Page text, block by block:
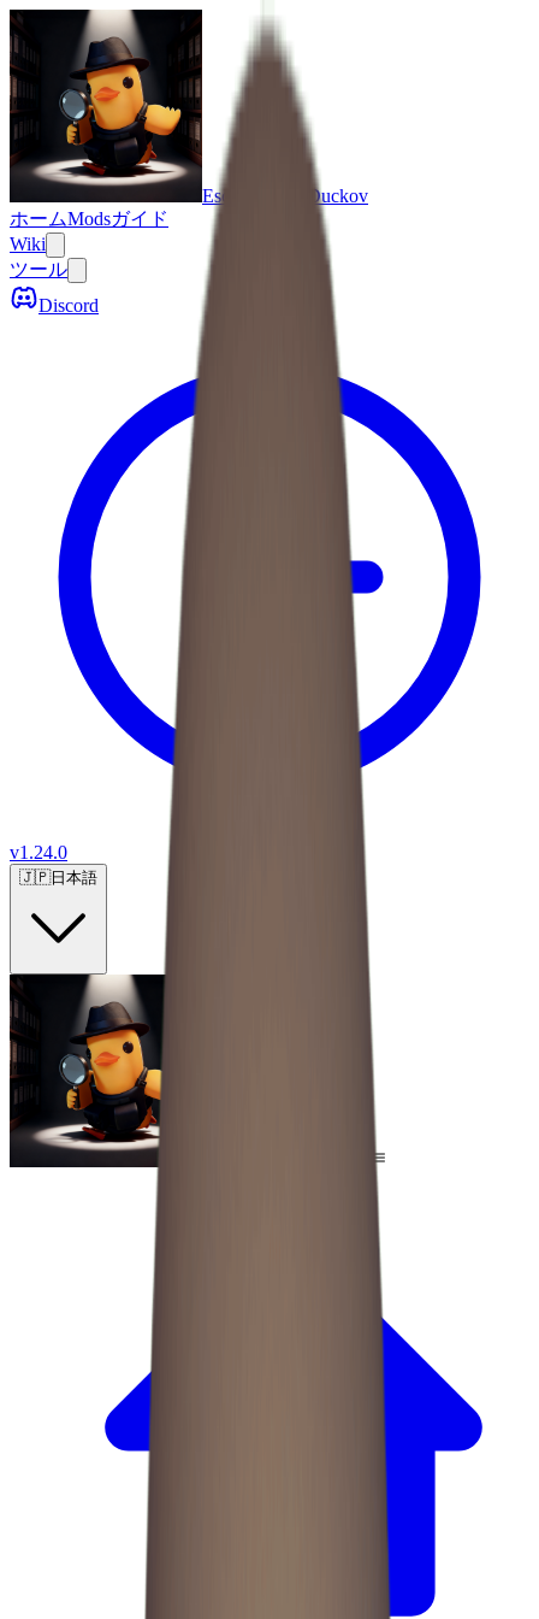
Escape From Duckov
ホームModsガイド
Wiki
ツール
Discord
v1.24.0
🇯🇵日本語